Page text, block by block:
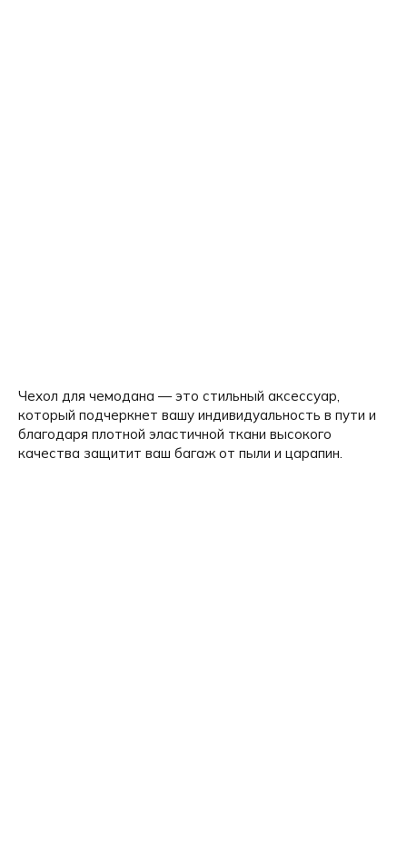
Чехол для чемодана — это стильный аксессуар,
который подчеркнет вашу индивидуальность в пути и
благодаря плотной эластичной ткани высокого
качества защитит ваш багаж от пыли и царапин.